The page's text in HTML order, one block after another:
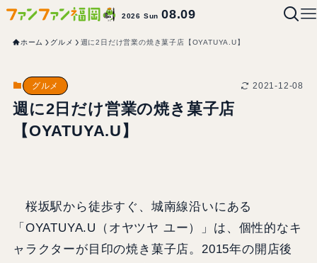
2026 Sun08.09
ホーム グルメ 週に2日だけ営業の焼き菓子店【OYATUYA.U】
グルメ 2021-12-08
週に2日だけ営業の焼き菓子店
【OYATUYA.U】
桜坂駅から徒歩すぐ、城南線沿いにある
「OYATUYA.U（オヤツヤ ユー）」は、個性的なキ
ャラクターが目印の焼き菓子店。2015年の開店後